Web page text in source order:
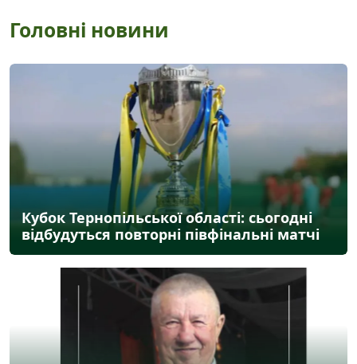
Головні новини
Кубок Тернопільської області: сьогодні
відбудуться повторні півфінальні матчі